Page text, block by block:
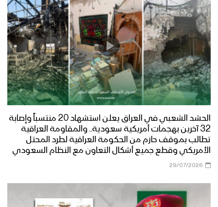
الحشد الشعبي في العراق يعلن استشهاد 20 منتسباً وإصابة
32 آخرين بهجمات أمريكية سعودية.. والمقاومة العراقية
تطالب بموقف حازم من الحكومة العراقية لطرد المحتل
الأمريكي وقطع جميع أشكال التعاون مع النظام السعودي
29/07/2026